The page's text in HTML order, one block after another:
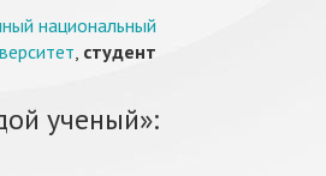
национальный
, студент
ученый»: